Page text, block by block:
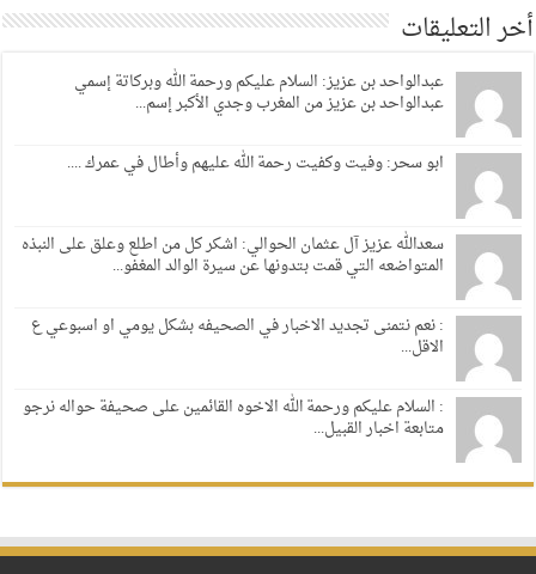
أخر التعليقات
عبدالواحد بن عزيز: السلام عليكم ورحمة الله وبركاتة إسمي
عبدالواحد بن عزيز من المغرب وجدي الأكبر إسم...
ابو سحر: وفيت وكفيت رحمة الله عليهم وأطال في عمرك ....
سعدالله عزيز آل عثمان الحوالي: اشكر كل من اطلع وعلق على النبذه
المتواضعه التي قمت بتدونها عن سيرة الوالد المغفو...
: نعم نتمنى تجديد الاخبار في الصحيفه بشكل يومي او اسبوعي ع
الاقل...
: السلام عليكم ورحمة الله الاخوه القائمين على صحيفة حواله نرجو
متابعة اخبار القبيل...